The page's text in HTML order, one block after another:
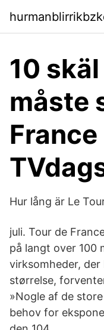
10
måste
France
Hur lång är Le
juli. Tour de
på langt over 100
virksomheder, der
størrelse,
»Nogle af de
behov for